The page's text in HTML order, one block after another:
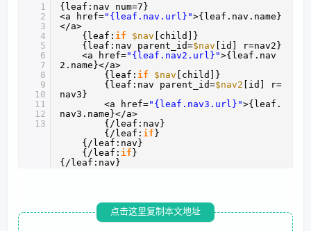
1
2
3
4
5
6
7
8
9
10
11
12
13
{leaf:nav num=7}
<a href="{leaf.nav.url}">{leaf.nav.name}
</a>
{leaf: if $nav [child]}
{leaf:nav parent_id=$nav [id] r=nav2}
<a href="{leaf.nav2.url}">{leaf.nav
2.name}</a>
{leaf: if $nav [child]}
{leaf:nav parent_id=$nav2 [id] r=
nav3}
<a href="{leaf.nav3.url}">{leaf.
nav3.name}</a>
{/leaf:nav}
{/leaf: if }
{/leaf:nav}
{/leaf: if }
{/leaf:nav}
点击这里复制本文地址